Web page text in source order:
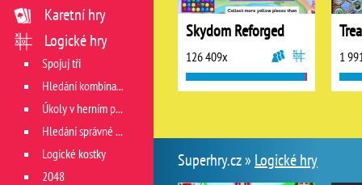
Skydom Reforged
126 409x 1
Superhry.cz » Logické hry
Karetní hry
Logické hry
Spojuj tři
Hledání kombinace
Úkoly v herním poli
Hledání správné cesty
Logické kostky
2048